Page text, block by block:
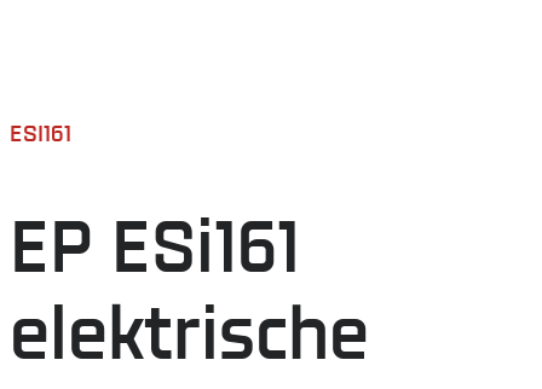
ESI161
EP ESi161
elektrische